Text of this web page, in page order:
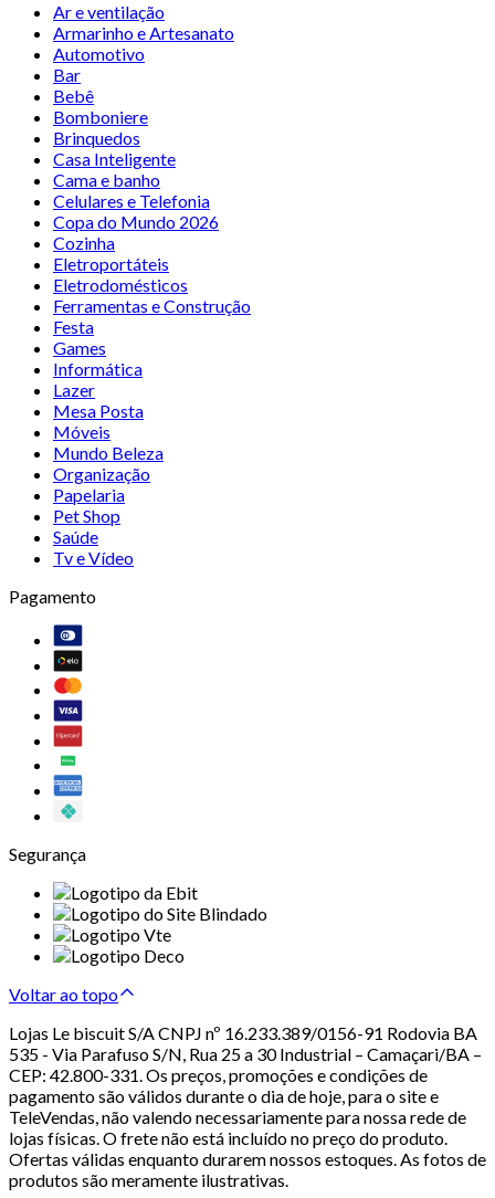
Ar e ventilação
Armarinho e Artesanato
Automotivo
Bar
Bebê
Bomboniere
Brinquedos
Casa Inteligente
Cama e banho
Celulares e Telefonia
Copa do Mundo 2026
Cozinha
Eletroportáteis
Eletrodomésticos
Ferramentas e Construção
Festa
Games
Informática
Lazer
Mesa Posta
Móveis
Mundo Beleza
Organização
Papelaria
Pet Shop
Saúde
Tv e Vídeo
Pagamento
Segurança
Voltar ao topo
Lojas Le biscuit S/A CNPJ nº 16.233.389/0156-91 Rodovia BA
535 - Via Parafuso S/N, Rua 25 a 30 Industrial – Camaçari/BA –
CEP: 42.800-331. Os preços, promoções e condições de
pagamento são válidos durante o dia de hoje, para o site e
TeleVendas, não valendo necessariamente para nossa rede de
lojas físicas. O frete não está incluído no preço do produto.
Ofertas válidas enquanto durarem nossos estoques. As fotos de
produtos são meramente ilustrativas.